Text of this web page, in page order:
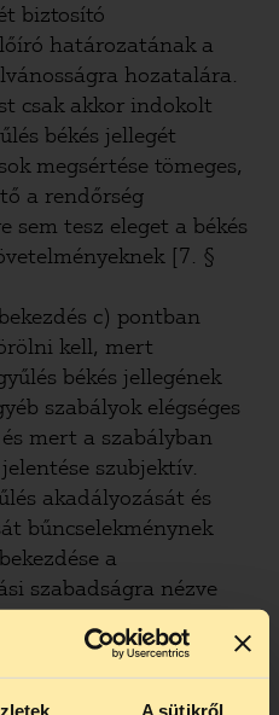
A sütikről
biztosító
határozatának a
hozatalára.
csak akkor indokolt
békés jellegét
megsértése tömeges,
a rendőrség
sem tesz eleget a békés
[7. §
c) pontban
kell, mert
békés jellegének
szabályok elégséges
mert a szabályban
szubjektív.
akadályozását és
bűncselekménynek
a
szabadságra nézve
jár, mert
fenyegeti azt, aki
vagy fenyegető
Különösen